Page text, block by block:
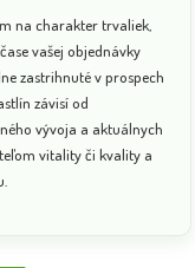
na okraje
rôznorodý tvar a
počas celého roka.
efekt – a
pôdu a
na charakter trvaliek,
vašej objednávky
zastrihnuté v prospech
závisí od
vývoja a aktuálnych
vitality či kvality a